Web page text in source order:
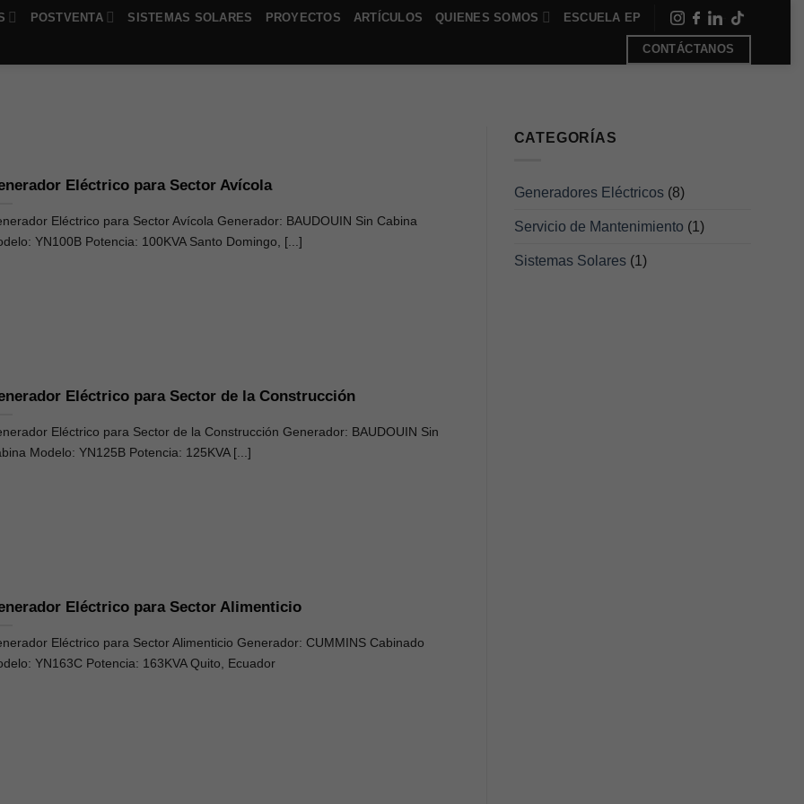
POSTVENTA SISTEMAS SOLARES PROYECTOS ARTÍCULOS QUIENES SOMOS ESCUELA EP -
CONTÁCTANOS
Eléctrico para Sector Avícola
Eléctrico para Sector Avícola Generador: BAUDOUIN Sin Cabina
YN100B Potencia: 100KVA Santo Domingo, [...]
Eléctrico para Sector de la Construcción
Eléctrico para Sector de la Construcción Generador: BAUDOUIN Sin
Modelo: YN125B Potencia: 125KVA [...]
Eléctrico para Sector Alimenticio
Eléctrico para Sector Alimenticio Generador: CUMMINS Cabinado
YN163C Potencia: 163KVA Quito, Ecuador
CATEGORÍAS
Generadores Eléctricos(8)
Servicio de Mantenimiento (1)
Sistemas Solares(1)